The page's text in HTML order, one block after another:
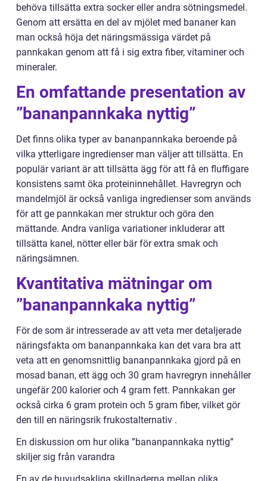
behöva tillsätta extra socker eller andra sötningsmedel.
Genom att ersätta en del av mjölet med bananer kan
man också höja det näringsmässiga värdet på
pannkakan genom att få i sig extra fiber, vitaminer och
mineraler.
En omfattande presentation av
”bananpannkaka nyttig”
Det finns olika typer av bananpannkaka beroende på
vilka ytterligare ingredienser man väljer att tillsätta. En
populär variant är att tillsätta ägg för att få en fluffigare
konsistens samt öka proteininnehållet. Havregryn och
mandelmjöl är också vanliga ingredienser som används
för att ge pannkakan mer struktur och göra den
mättande. Andra vanliga variationer inkluderar att
tillsätta kanel, nötter eller bär för extra smak och
näringsämnen.
Kvantitativa mätningar om
”bananpannkaka nyttig”
För de som är intresserade av att veta mer detaljerade
näringsfakta om bananpannkaka kan det vara bra att
veta att en genomsnittlig bananpannkaka gjord på en
mosad banan, ett ägg och 30 gram havregryn innehåller
ungefär 200 kalorier och 4 gram fett. Pannkakan ger
också cirka 6 gram protein och 5 gram fiber, vilket gör
den till en näringsrik frukostalternativ .
En diskussion om hur olika ”bananpannkaka nyttig”
skiljer sig från varandra